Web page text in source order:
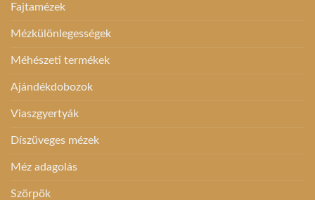
Fajtamézek
Mézkülönlegességek
Méhészeti termékek
Ajándékdobozok
Viaszgyertyák
Díszüveges mézek
Méz adagolás
Szörpök